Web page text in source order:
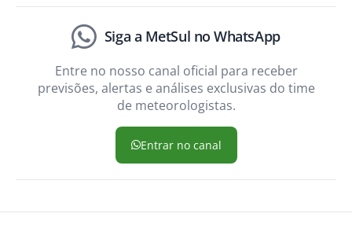
Siga a MetSul no WhatsApp
Entre no nosso canal oficial para receber
previsões, alertas e análises exclusivas do time
de meteorologistas.
Entrar no canal